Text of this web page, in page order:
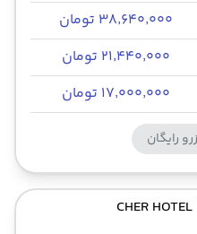
۳۸٬۶۴۰٬۰۰۰ تومان
۲۱٬۴۴۰٬۰۰۰ تومان
۱۷٬۰۰۰٬۰۰۰ تومان
رایگان
|